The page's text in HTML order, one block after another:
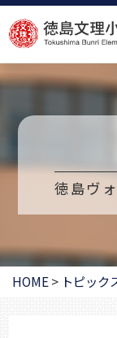
コ
ン
テ
へ
ッ
徳島ヴ
HOME> トピック